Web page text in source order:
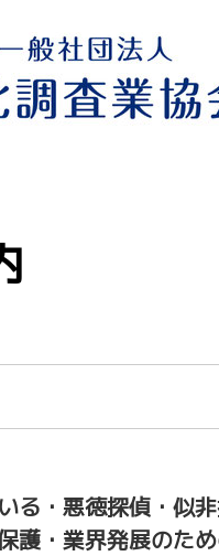
る・悪徳探偵・似
護・業界発展のた